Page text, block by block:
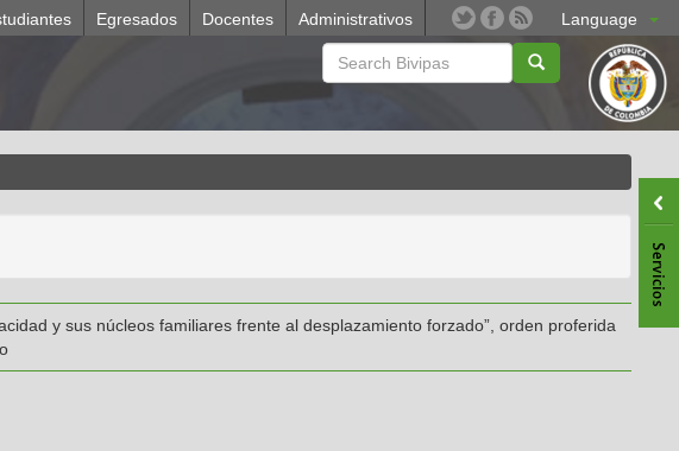
Language
Egresados Docentes Administrativos
y sus núcleos familiares frente al desplazamiento forzado”, orden proferida